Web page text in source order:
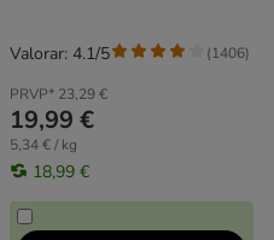
PRVP* 23,29 €
19,99 €
5,34 € / kg
18,99 €
Valorar: 4.1/5 (1406)